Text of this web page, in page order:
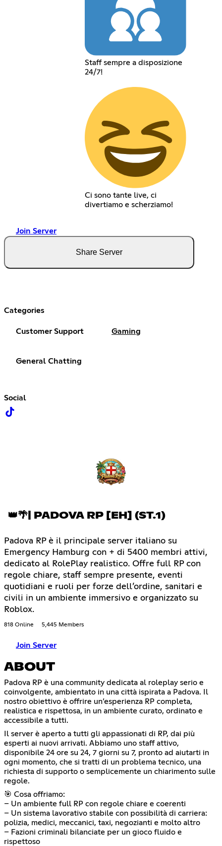
Staff sempre a disposizione
24/7!
Ci sono tante live, ci
divertiamo e scherziamo!
Join Server
Share Server
Categories
Customer Support Gaming
General Chatting
Social
👑🌴| PADOVA RP [EH] (ST.1)
Padova RP è il principale server italiano su
Emergency Hamburg con + di 5400 membri attivi,
dedicato al RolePlay realistico. Offre full RP con
regole chiare, staff sempre presente, eventi
quotidiani e ruoli per forze dell’ordine, sanitari e
civili in un ambiente immersivo e organizzato su
Roblox.
818 Online 5,445 Members
Join Server
ABOUT
Padova RP è una community dedicata al roleplay serio e
coinvolgente, ambientato in una città ispirata a Padova. Il
nostro obiettivo è offrire un’esperienza RP completa,
realistica e rispettosa, in un ambiente curato, ordinato e
accessibile a tutti.
Il server è aperto a tutti gli appassionati di RP, dai più
esperti ai nuovi arrivati. Abbiamo uno staff attivo,
disponibile 24 ore su 24, 7 giorni su 7, pronto ad aiutarti in
ogni momento, che si tratti di un problema tecnico, una
richiesta di supporto o semplicemente un chiarimento sulle
regole.
🎯 Cosa offriamo:
– Un ambiente full RP con regole chiare e coerenti
– Un sistema lavorativo stabile con possibilità di carriera:
polizia, medici, meccanici, taxi, negozianti e molto altro
– Fazioni criminali bilanciate per un gioco fluido e
rispettoso